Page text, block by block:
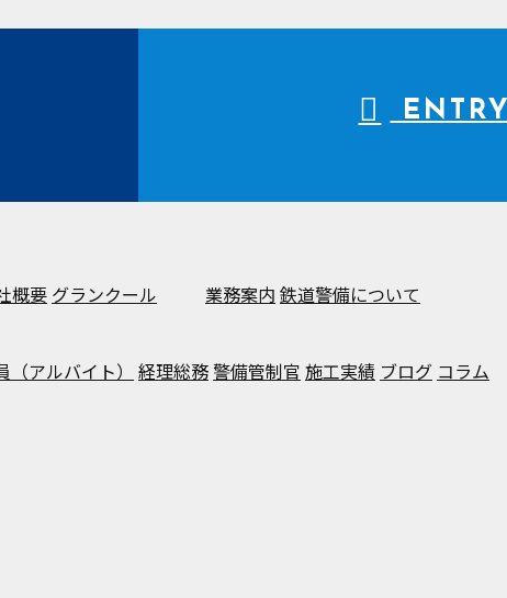
ENTRY
概要 グランクール 業務案内 鉄道警備について
（アルバイト） 経理総務警備管制官 施工実績 ブログ コラム